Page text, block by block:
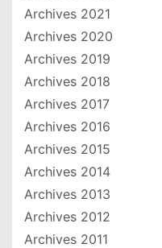
Archives 2021
Archives 2020
Archives 2019
Archives 2018
Archives 2017
Archives 2016
Archives 2015
Archives 2014
Archives 2013
Archives 2012
Archives 2011